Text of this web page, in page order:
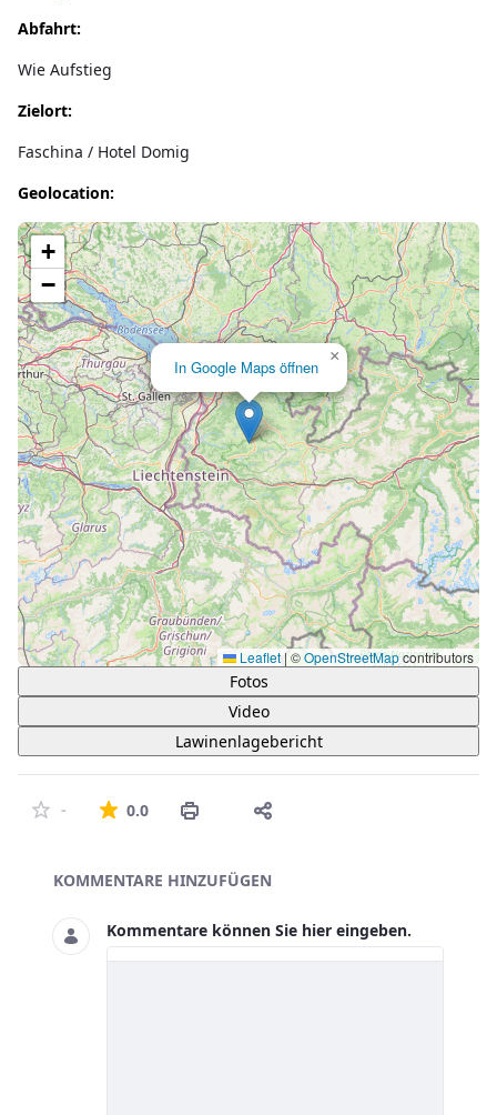
Abfahrt:
Wie Aufstieg
Zielort:
Faschina / Hotel Domig
Geolocation:
Lade Karte...
In Google Maps öffnen
×
+
−
Leaflet | ©OpenStreetMapcontributors
Fotos
Video
Lawinenlagebericht
- 0.0Die durchschnittliche Bewertung ist 0 von 5
Asset-Herausgeber
KOMMENTARE HINZUFÜGEN
Kommentare können Sie hier eingeben.